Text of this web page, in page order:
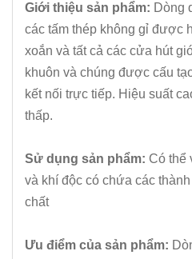
Giới thiệu sản phẩm: Dòng
các tấm thép không gỉ được
xoắn và tất cả các cửa hút
khuôn và chúng được cấu
kết nối trực tiếp. Hiệu suất
thấp.
Sử dụng sản phẩm: Có thể
và khí độc có chứa các
chất
Ưu điểm của sản phẩm: